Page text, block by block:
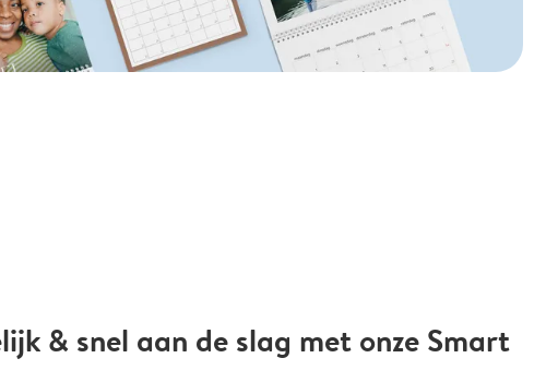
& snel aan de slag met onze Smart